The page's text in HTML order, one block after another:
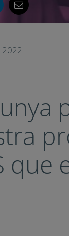
2022
que